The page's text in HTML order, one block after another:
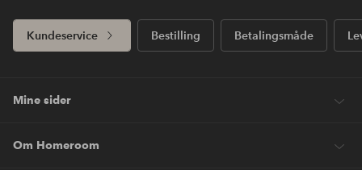
Kundeservice Bestilling Betalingsmåde
Mine sider
Om Homeroom